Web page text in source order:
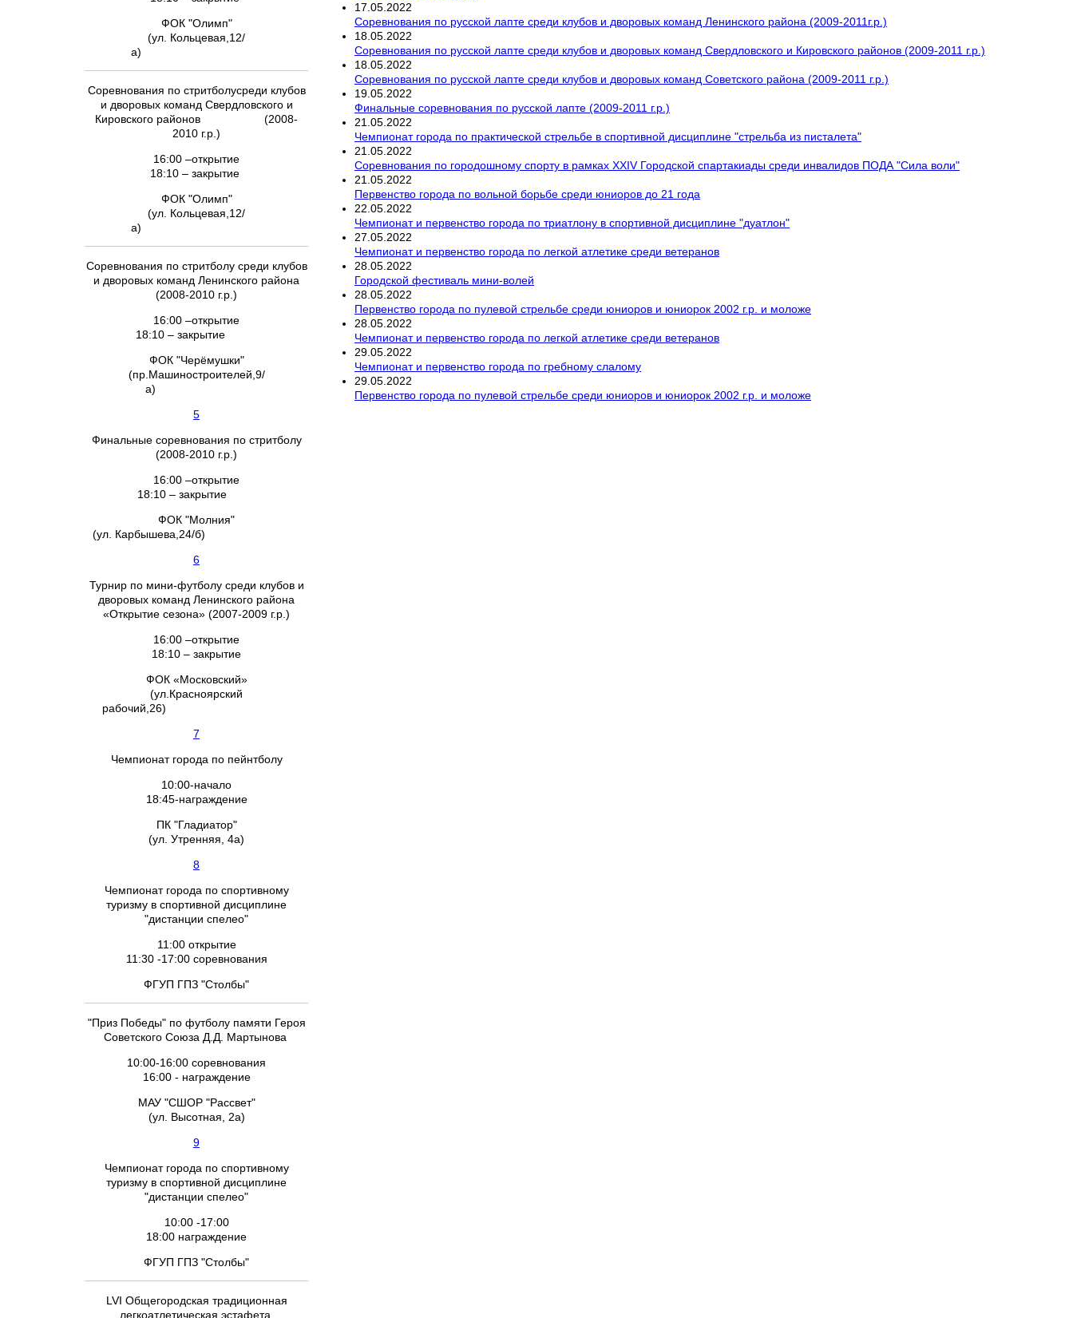
ФОК "Олимп"
(ул. Кольцевая,12/
а)
Соревнования по стритболусреди клубов
и дворовых команд Свердловского и
Кировского районов (2008-
2010 г.р.)
16:00 –открытие
18:10 – закрытие
ФОК "Олимп"
(ул. Кольцевая,12/
а)
Соревнования по стритболу среди клубов
и дворовых команд Ленинского района
(2008-2010 г.р.)
16:00 –открытие
18:10 – закрытие
ФОК "Черёмушки"
(пр.Машиностроителей,9/
а)
5
Финальные соревнования по стритболу
(2008-2010 г.р.)
16:00 –открытие
18:10 – закрытие
ФОК "Молния"
(ул. Карбышева,24/б)
6
Турнир по мини-футболу среди клубов и
дворовых команд Ленинского района
«Открытие сезона» (2007-2009 г.р.)
16:00 –открытие
18:10 – закрытие
ФОК «Московский»
(ул.Красноярский
рабочий,26)
7
Чемпионат города по пейнтболу
10:00-начало
18:45-награждение
ПК "Гладиатор"
(ул. Утренняя, 4а)
8
Чемпионат города по спортивному
туризму в спортивной дисциплине
"дистанции спелео"
11:00 открытие
11:30 -17:00 соревнования
ФГУП ГПЗ "Столбы"
"Приз Победы" по футболу памяти Героя
Советского Союза Д.Д. Мартынова
10:00-16:00 соревнования
16:00 - награждение
МАУ "СШОР "Рассвет"
(ул. Высотная, 2а)
9
Чемпионат города по спортивному
туризму в спортивной дисциплине
"дистанции спелео"
10:00 -17:00
18:00 награждение
ФГУП ГПЗ "Столбы"
LVI Общегородская традиционная
легкоатлетическая эстафета,
17 05 2022
Соревнования по русской лапте среди клубов и дворовых команд Ленинского района (2009-2011г.р.)
18 05 2022
Соревнования по русской лапте среди клубов и дворовых команд Свердловского и Кировского районов (2009-2011 г.р.)
18 05 2022
Соревнования по русской лапте среди клубов и дворовых команд Советского района (2009-2011 г.р.)
19 05 2022
Финальные соревнования по русской лапте (2009-2011 г.р.)
21 05 2022
Чемпионат города по практической стрельбе в спортивной дисциплине "стрельба из писталета"
21 05 2022
Соревнования по городошному спорту в рамках XXIV Городской спартакиады среди инвалидов ПОДА "Сила воли"
21 05 2022
Первенство города по вольной борьбе среди юниоров до 21 года
22 05 2022
Чемпионат и первенство города по триатлону в спортивной дисциплине "дуатлон"
27 05 2022
Чемпионат и первенство города по легкой атлетике среди ветеранов
28 05 2022
Городской фестиваль мини-волей
28 05 2022
Первенство города по пулевой стрельбе среди юниоров и юниорок 2002 г.р. и моложе
28 05 2022
Чемпионат и первенство города по легкой атлетике среди ветеранов
29 05 2022
Чемпионат и первенство города по гребному слалому
29 05 2022
Первенство города по пулевой стрельбе среди юниоров и юниорок 2002 г.р. и моложе